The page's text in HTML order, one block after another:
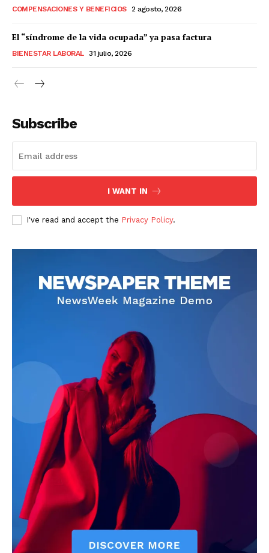
COMPENSACIONES Y BENEFICIOS 2 agosto, 2026
El “síndrome de la vida ocupada” ya pasa factura
BIENESTAR LABORAL 31 julio, 2026
Subscribe
I WANT IN
I've read and accept the Privacy Policy.